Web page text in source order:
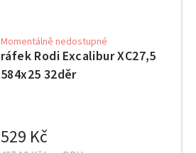
ráfek Rodi Excalibur XC27,5
584x25 32děr
Momentálně nedostupné
529 Kč